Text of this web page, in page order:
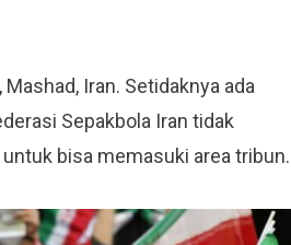
Iran. Setidaknya ada
Sepakbola Iran tidak
bisa memasuki area tribun.